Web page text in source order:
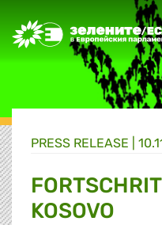
Greens/EFA Home
PRESS RELEASE |
KOSOVO